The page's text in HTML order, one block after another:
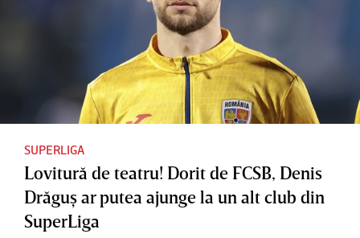
SUPERLIGA
Lovitură de teatru! Dorit de FCSB, Denis
Drăguş ar putea ajunge la un alt club din
SuperLiga